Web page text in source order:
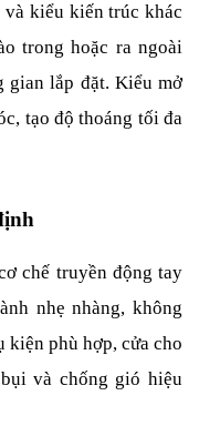
kiểu kiến trúc khác
trong hoặc ra ngoài
gian lắp đặt. Kiểu mở
tạo độ thoáng tối đa
chế truyền động tay
nhẹ nhàng, không
kiện phù hợp, cửa cho
và chống gió hiệu